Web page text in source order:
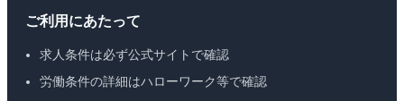
ご利用にあたって
求人条件は必ず公式サイトで確認
労働条件の詳細はハローワーク等で確認